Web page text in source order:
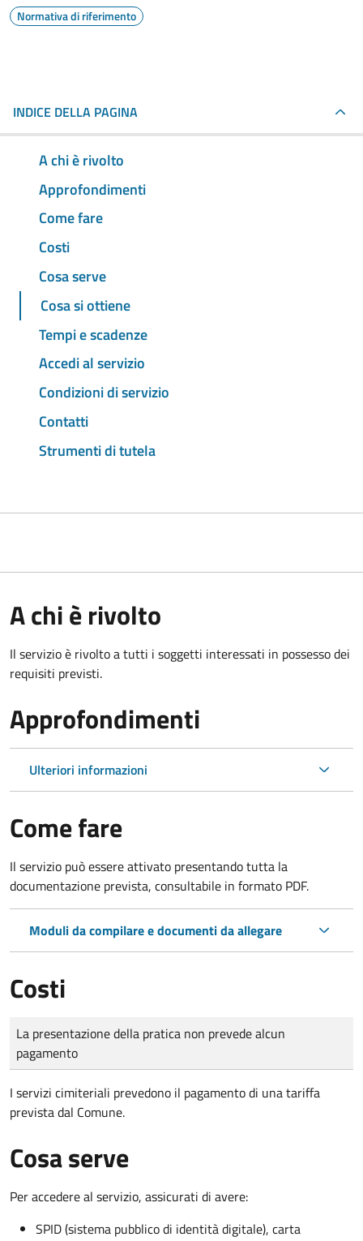
Normativa di riferimento
INDICE DELLA PAGINA
A chi è rivolto
Approfondimenti
Come fare
Costi
Cosa serve
Cosa si ottiene
Tempi e scadenze
Accedi al servizio
Condizioni di servizio
Contatti
Strumenti di tutela
A chi è rivolto
Il servizio è rivolto a tutti i soggetti interessati in possesso dei
requisiti previsti.
Approfondimenti
Ulteriori informazioni
Come fare
Il servizio può essere attivato presentando tutta la
documentazione prevista, consultabile in formato PDF.
Moduli da compilare e documenti da allegare
Costi
Tipo di pagamento
Importo
La presentazione della pratica non prevede alcun
pagamento
I servizi cimiteriali prevedono il pagamento di una tariffa
prevista dal Comune.
Cosa serve
Per accedere al servizio, assicurati di avere:
SPID (sistema pubblico di identità digitale), carta